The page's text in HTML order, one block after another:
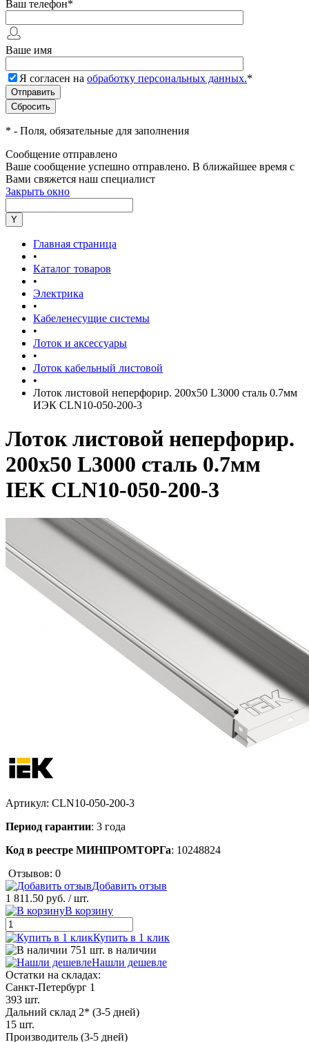
Ваш телефон*
Ваше имя
Я согласен на обработку персональных данных.*
* - Поля, обязательные для заполнения
Сообщение отправлено
Ваше сообщение успешно отправлено. В ближайшее время с
Вами свяжется наш специалист
Закрыть окно
Главная страница
•
Каталог товаров
•
Электрика
•
Кабеленесущие системы
•
Лоток и аксессуары
•
Лоток кабельный листовой
•
Лоток листовой неперфорир. 200х50 L3000 сталь 0.7мм
ИЭК CLN10-050-200-3
Лоток листовой неперфорир.
200х50 L3000 сталь 0.7мм
IEK CLN10-050-200-3
Артикул: CLN10-050-200-3
Период гарантии: 3 года
Код в реестре МИНПРОМТОРГа: 10248824
Отзывов: 0
Добавить отзыв
1 811.50 руб. / шт.
В корзину
Купить в 1 клик
751 шт. в наличии
Нашли дешевле
Остатки на складах:
Санкт-Петербург 1
393 шт.
Дальний склад 2* (3-5 дней)
15 шт.
Производитель (3-5 дней)